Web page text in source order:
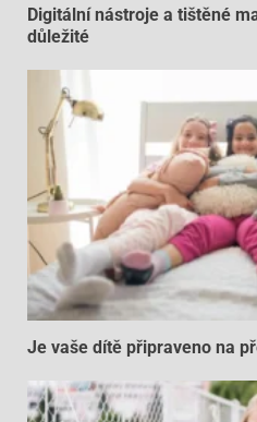
Digitální nástroje a tištěné
důležité
Je vaše dítě připraveno na